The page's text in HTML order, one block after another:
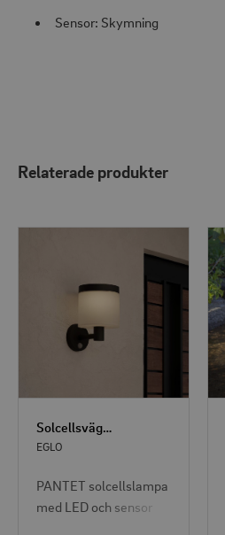
Sensor: Skymning
Relaterade produkter
Solcellsvägglampa LED Pantet med Sensor
EGLO
PANTET solcellslampa
med LED och sensor